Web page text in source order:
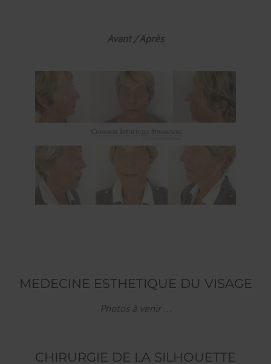
Avant / Après
MEDECINE ESTHETIQUE DU VISAGE
Photos à venir ...
CHIRURGIE DE LA SILHOUETTE